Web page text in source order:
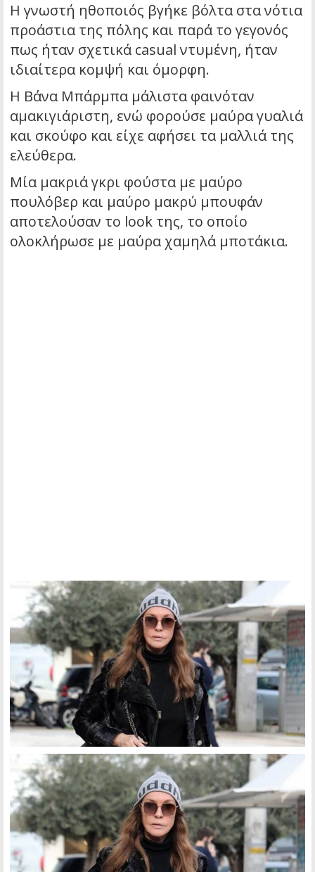
Η γνωστή ηθοποιός βγήκε βόλτα στα νότια
προάστια της πόλης και παρά το γεγονός
πως ήταν σχετικά casual ντυμένη, ήταν
ιδιαίτερα κομψή και όμορφη.
Η Βάνα Μπάρμπα μάλιστα φαινόταν
αμακιγιάριστη, ενώ φορούσε μαύρα γυαλιά
και σκούφο και είχε αφήσει τα μαλλιά της
ελεύθερα.
Μία μακριά γκρι φούστα με μαύρο
πουλόβερ και μαύρο μακρύ μπουφάν
αποτελούσαν το look της, το οποίο
ολοκλήρωσε με μαύρα χαμηλά μποτάκια.